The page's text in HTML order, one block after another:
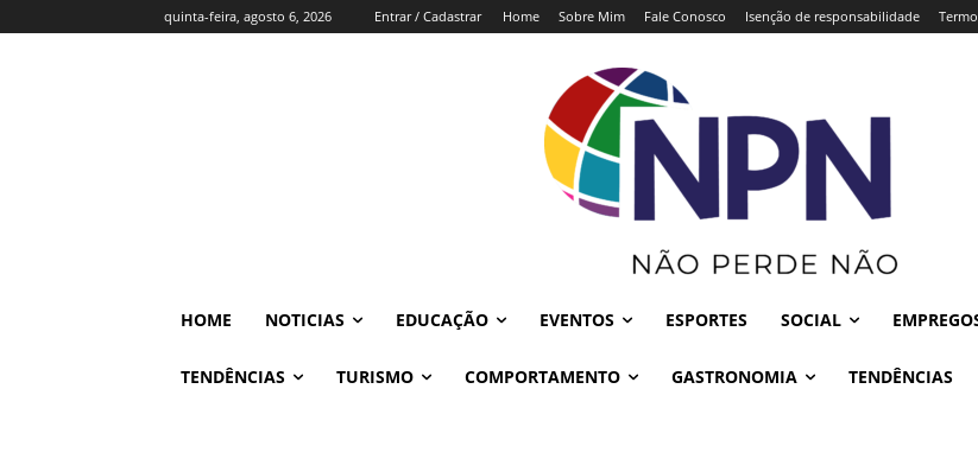
quinta-feira, agosto 6, 2026 Entrar / Cadastrar Home Sobre Mim Fale Conosco Isenção de responsabilidade
HOME NOTICIAS EDUCAÇÃO EVENTOS ESPORTES SOCIAL
TENDÊNCIAS TURISMO COMPORTAMENTO GASTRONOMIA TENDÊNCIAS